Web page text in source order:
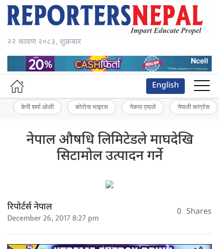
२२ श्रावण २०८३, शुक्रबार
English
केपी शर्मा ओली कोरोना भाइरस नेकपा एमाले नेपाली कांग्रेस
नेपाल औषधि लिमिटेडले माघदेखि
सिटामोल उत्पादन गर्ने
रिपोर्टर्स नेपाल
December 26, 2017 8:27 pm 0 Shares